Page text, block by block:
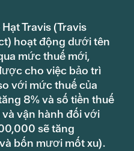
Travis (Travis
hoạt động dưới tên
mức thuế mới,
cho việc bảo trì
với mức thuế của
8% và số tiền thuế
vận hành đối với
sẽ tăng
bốn mươi mốt xu).